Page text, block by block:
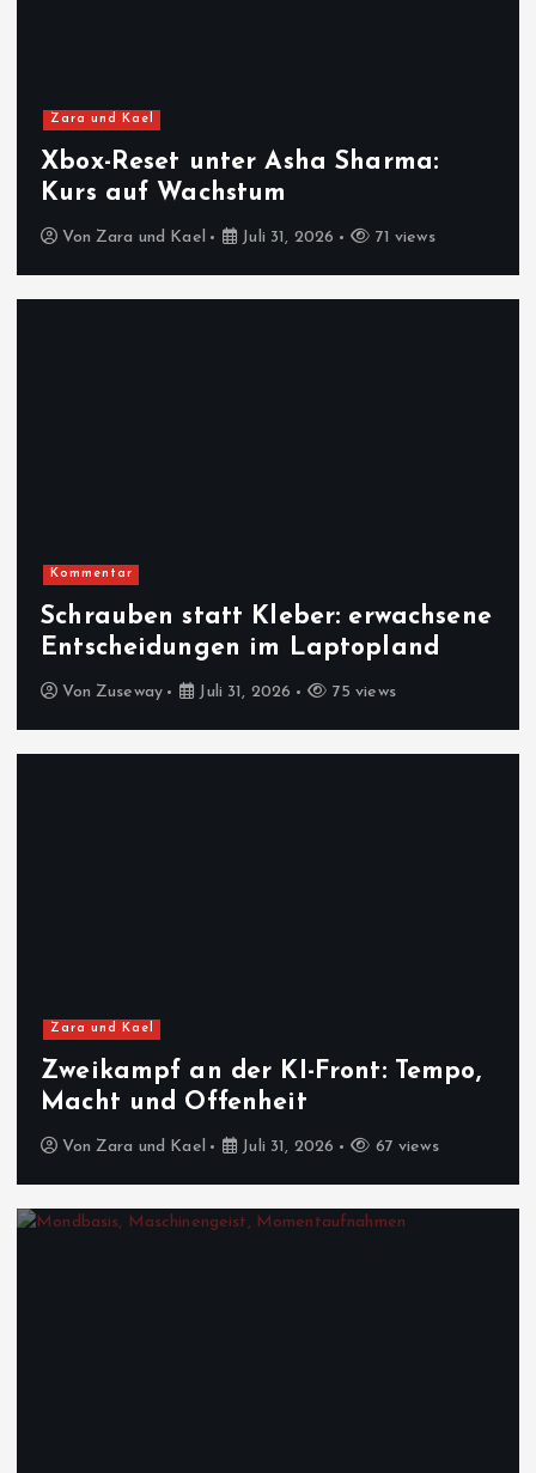
Zara und Kael
Xbox-Reset unter Asha Sharma:
Kurs auf Wachstum
Von Zara und Kael Juli 31, 2026 71 views
Kommentar
Schrauben statt Kleber: erwachsene
Entscheidungen im Laptopland
Von Zuseway Juli 31, 2026 75 views
Zara und Kael
Zweikampf an der KI-Front: Tempo,
Macht und Offenheit
Von Zara und Kael Juli 31, 2026 67 views